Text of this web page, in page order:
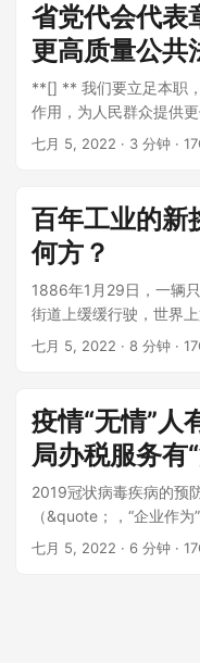
省党代会代表
更高质量公共
**[] ** 我们要立足本职
作用，为人民群众提供
五年发展的美好蓝图令人
七月 5, 2022 · 3 分钟 ·
百年工业的新
何方？
1886年1月29日，一辆
街道上缓缓行驶，世界
单缸四冲程汽油机、电点
七月 5, 2022 · 8 分钟 ·
疫情“无情”人
局办税服务有
2019冠状病毒疾病的预
（&quote；，“企业作
税务局；税务负责...
七月 5, 2022 · 6 分钟 ·